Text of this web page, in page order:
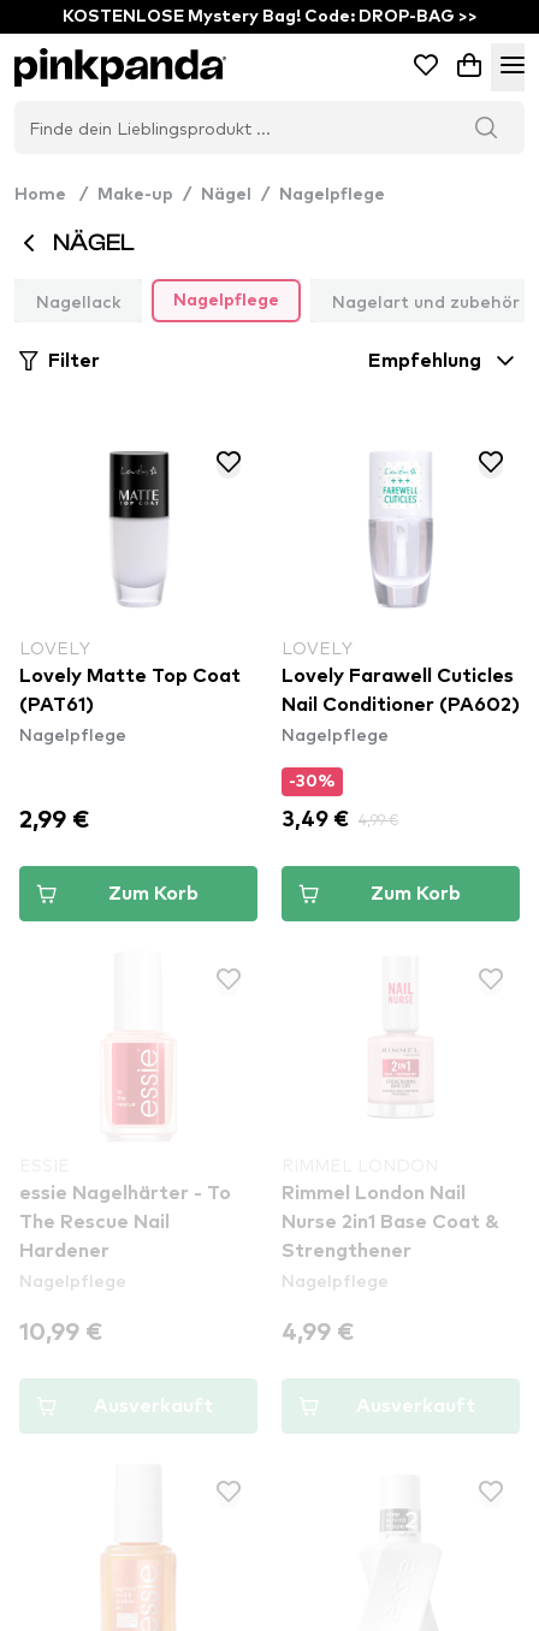
KOSTENLOSE Mystery Bag! Code: DROP-BAG >>
Home / Make-up / Nägel / Nagelpflege
NÄGEL
Nagellack Nagelpflege Nagelart und zubehör
Filter Empfehlung
LOVELY
Lovely Matte Top Coat
(PAT61)
Nagelpflege
2,99 €
Zum Korb
LOVELY
Lovely Farawell Cuticles
Nail Conditioner (PA602)
Nagelpflege
-30%
3,49 € 4,99 €
Zum Korb
essie Nagelhärter - To
The Rescue Nail
Hardener
Nagelpflege
10,99 €
Ausverkauft
Rimmel London Nail
Nurse 2in1 Base Coat &
Strengthener
Nagelpflege
4,99 €
Ausverkauft